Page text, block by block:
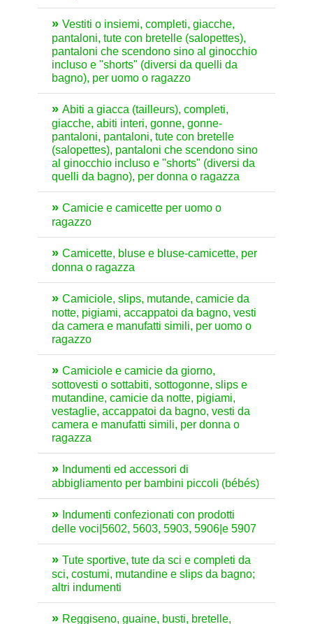
Vestiti o insiemi, completi, giacche,
pantaloni, tute con bretelle (salopettes),
pantaloni che scendono sino al ginocchio
incluso e "shorts" (diversi da quelli da
bagno), per uomo o ragazzo
Abiti a giacca (tailleurs), completi,
giacche, abiti interi, gonne, gonne-
pantaloni, pantaloni, tute con bretelle
(salopettes), pantaloni che scendono sino
al ginocchio incluso e "shorts" (diversi da
quelli da bagno), per donna o ragazza
Camicie e camicette per uomo o
ragazzo
Camicette, bluse e bluse-camicette, per
donna o ragazza
Camiciole, slips, mutande, camicie da
notte, pigiami, accappatoi da bagno, vesti
da camera e manufatti simili, per uomo o
ragazzo
Camiciole e camicie da giorno,
sottovesti o sottabiti, sottogonne, slips e
mutandine, camicie da notte, pigiami,
vestaglie, accappatoi da bagno, vesti da
camera e manufatti simili, per donna o
ragazza
Indumenti ed accessori di
abbigliamento per bambini piccoli (bébés)
Indumenti confezionati con prodotti
delle voci|5602, 5603, 5903, 5906|e 5907
Tute sportive, tute da sci e completi da
sci, costumi, mutandine e slips da bagno;
altri indumenti
Reggiseno, guaine, busti, bretelle,